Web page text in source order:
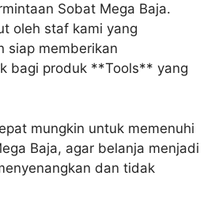
Sobat Mega Baja.
oleh staf kami yang
siap memberikan
bagi produk **Tools** yang
mungkin untuk memenuhi
Baja, agar belanja menjadi
dan tidak